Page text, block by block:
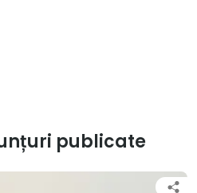
publicate